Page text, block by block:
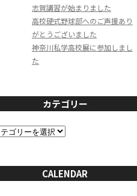
志賀講習が始まりました
高校硬式野球部へのご声援あり
がとうございました
神奈川私学高校展に参加しまし
た
カテゴリー
CALENDAR